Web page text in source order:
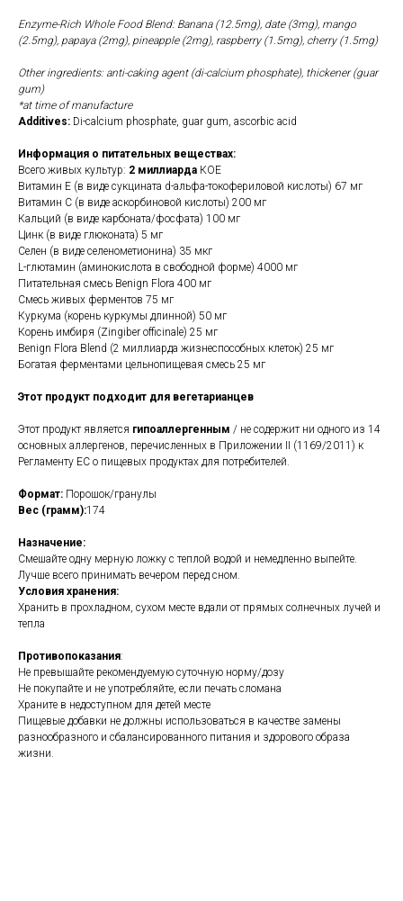
Enzyme-Rich Whole Food Blend: Banana (12.5mg), date (3mg), mango
(2.5mg), papaya (2mg), pineapple (2mg), raspberry (1.5mg), cherry (1.5mg)
Other ingredients: anti-caking agent (di-calcium phosphate), thickener (guar
gum)
*at time of manufacture
Additives: Di-calcium phosphate, guar gum, ascorbic acid
Информация о питательных веществах:
Всего живых культур: 2 миллиарда КОЕ
Витамин Е (в виде сукцината d-альфа-токофериловой кислоты) 67 мг
Витамин С (в виде аскорбиновой кислоты) 200 мг
Кальций (в виде карбоната/фосфата) 100 мг
Цинк (в виде глюконата) 5 мг
Селен (в виде селенометионина) 35 мкг
L-глютамин (аминокислота в свободной форме) 4000 мг
Питательная смесь Benign Flora 400 мг
Смесь живых ферментов 75 мг
Куркума (корень куркумы длинной) 50 мг
Корень имбиря (Zingiber officinale) 25 мг
Benign Flora Blend (2 миллиарда жизнеспособных клеток) 25 мг
Богатая ферментами цельнопищевая смесь 25 мг
Этот продукт подходит для вегетарианцев
Этот продукт является гипоаллергенным / не содержит ни одного из 14
основных аллергенов, перечисленных в Приложении II (1169/2011) к
Регламенту ЕС о пищевых продуктах для потребителей.
Формат: Порошок/гранулы
Вес (грамм):174
Назначение:
Смешайте одну мерную ложку с теплой водой и немедленно выпейте.
Лучше всего принимать вечером перед сном.
Условия хранения:
Хранить в прохладном, сухом месте вдали от прямых солнечных лучей и
тепла
Противопоказания:
Не превышайте рекомендуемую суточную норму/дозу
Не покупайте и не употребляйте, если печать сломана
Храните в недоступном для детей месте
Пищевые добавки не должны использоваться в качестве замены
разнообразного и сбалансированного питания и здорового образа
жизни.